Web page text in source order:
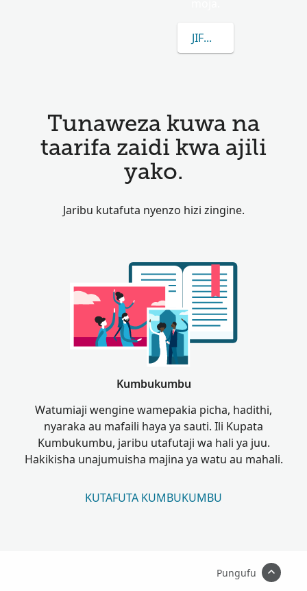
JIFUNZE ZAIDI
Tunaweza kuwa na
taarifa zaidi kwa ajili
yako.
Jaribu kutafuta nyenzo hizi zingine.
Kumbukumbu
Watumiaji wengine wamepakia picha, hadithi,
nyaraka au mafaili haya ya sauti. Ili Kupata
Kumbukumbu, jaribu utafutaji wa hali ya juu.
Hakikisha unajumuisha majina ya watu au mahali.
KUTAFUTA KUMBUKUMBU
Pungufu